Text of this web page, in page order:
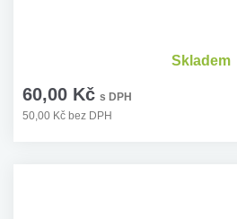
60,00 Kč s DPH
50,00 Kč bez DPH
Skladem